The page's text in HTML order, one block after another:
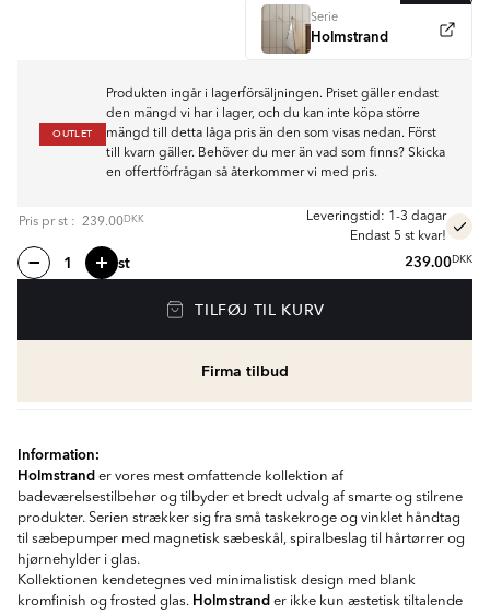
Serie
Holmstrand
OUTLET
Produkten ingår i lagerförsäljningen. Priset gäller endast
den mängd vi har i lager, och du kan inte köpa större
mängd till detta låga pris än den som visas nedan. Först
till kvarn gäller. Behöver du mer än vad som finns? Skicka
en offertförfrågan så återkommer vi med pris.
Pris pr st : 239.00DKK
Leveringstid: 1-3 dagar
Endast 5 st kvar!
st 239.00DKK
TILFØJ TIL KURV
Firma tilbud
Information:
Holmstrand er vores mest omfattende kollektion af
badeværelsestilbehør og tilbyder et bredt udvalg af smarte og stilrene
produkter. Serien strækker sig fra små taskekroge og vinklet håndtag
til sæbepumper med magnetisk sæbeskål, spiralbeslag til hårtørrer og
hjørnehylder i glas.
Kollektionen kendetegnes ved minimalistisk design med blank
kromfinish og frosted glas. Holmstrand er ikke kun æstetisk tiltalende